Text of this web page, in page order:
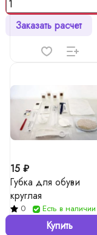
Заказать расчет
15 ₽
Губка для обуви
круглая
0 Есть в наличии
Купить